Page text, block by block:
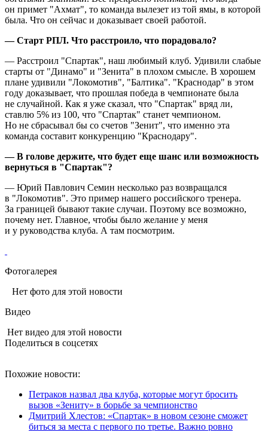
он примет "Ахмат", то команда вылезет из той ямы, в которой
была. Что он сейчас и доказывает своей работой.
— Старт РПЛ. Что расстроило, что порадовало?
— Расстроил "Спартак", наш любимый клуб. Удивили слабые
старты от "Динамо" и "Зенита" в плохом смысле. В хорошем
плане удивили "Локомотив", "Балтика". "Краснодар" в этом
году доказывает, что прошлая победа в чемпионате была
не случайной. Как я уже сказал, что "Спартак" вряд ли,
ставлю 5% из 100, что "Спартак" станет чемпионом.
Но не сбрасывал бы со счетов "Зенит", что именно эта
команда составит конкуренцию "Краснодару".
— В голове держите, что будет еще шанс или возможность
вернуться в "Спартак"?
— Юрий Павлович Семин несколько раз возвращался
в "Локомотив". Это пример нашего российского тренера.
За границей бывают такие случаи. Поэтому все возможно,
почему нет. Главное, чтобы было желание у меня
и у руководства клуба. А там посмотрим.
Фотогалерея
Нет фото для этой новости
Видео
Нет видео для этой новости
Поделиться в соцсетях
Похожие новости:
Петраков назвал два клуба, которые могут бросить
вызов «Зениту» в борьбе за чемпионство
Дмитрий Хлестов: «Спартак» в новом сезоне сможет
биться за места с первого по третье. Важно ровно